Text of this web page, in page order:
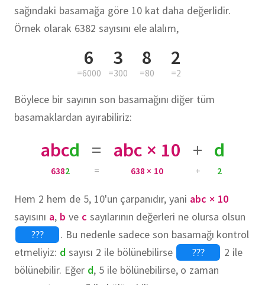
sağındaki basamağa göre 10 kat daha değerlidir.
Örnek olarak 6382 sayısını ele alalım,
6 3 8 2
=6000 =300 =80 =2
Böylece bir sayının son basamağını diğer tüm
basamaklardan ayırabiliriz:
abcd = abc × 10 + d
6382 = 638 × 10 + 2
Hem 2 hem de 5, 10'un çarpanıdır, yani abc × 10
sayısını a, b ve c sayılarının değerleri ne olursa olsun
???
. Bu nedenle sadece son basamağı kontrol
etmeliyiz: dsayısı 2 ile bölünebilirse ???
2 ile
bölünebilir. Eğer d, 5 ile bölünebilirse, o zaman